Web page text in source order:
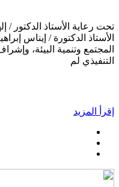
الأستاذ الدكتورة / إيناس
المجتمع وتنمية البيئة،
التنفيذي لم
إقرأ المزيد